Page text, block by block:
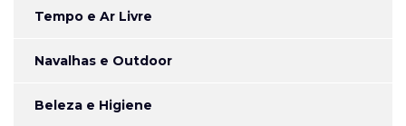
Tempo e Ar Livre
Navalhas e Outdoor
Beleza e Higiene